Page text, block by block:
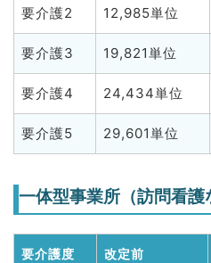
要介護2 12,985単位
要介護3 19,821単位
要介護4 24,434単位
要介護5 29,601単位
一体型事業所（訪問看
要介護度 改定前